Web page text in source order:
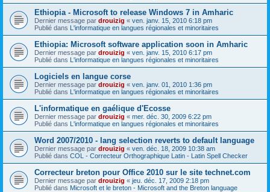
Ethiopia - Microsoft to release Windows 7 in Amharic
Dernier message par drouizig « ven. janv. 15, 2010 6:18 pm
Publié dans L'informatique en langues régionales et minoritaires
Ethiopia: Microsoft software application soon in Amharic
Dernier message par drouizig « ven. janv. 15, 2010 6:17 pm
Publié dans L'informatique en langues régionales et minoritaires
Logiciels en langue corse
Dernier message par drouizig « ven. janv. 01, 2010 1:36 pm
Publié dans L'informatique en langues régionales et minoritaires
L'informatique en gaélique d'Ecosse
Dernier message par drouizig « mer. déc. 30, 2009 6:22 pm
Publié dans L'informatique en langues régionales et minoritaires
Word 2007/2010 - lang selection reverts to default language
Dernier message par drouizig « ven. déc. 18, 2009 10:38 am
Publié dans COL - Correcteur Orthographique Latin - Latin Spell Checker
Correcteur breton pour Office 2010 sur le site technet.com
Dernier message par drouizig « jeu. déc. 17, 2009 2:18 pm
Publié dans Microsoft et le breton - Microsoft and the Breton language